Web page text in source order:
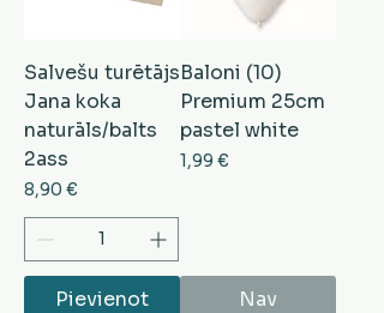
Salvešu turētājs
Jana koka
naturāls/balts
2ass
Cena
8,90 €
Pievienot
Baloni (10)
Premium 25cm
pastel white
Cena
1,99 €
Nav